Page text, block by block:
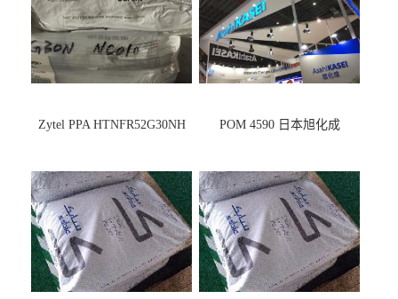
Zytel PPA HTNFR52G30NH POM 4590 日本旭化成